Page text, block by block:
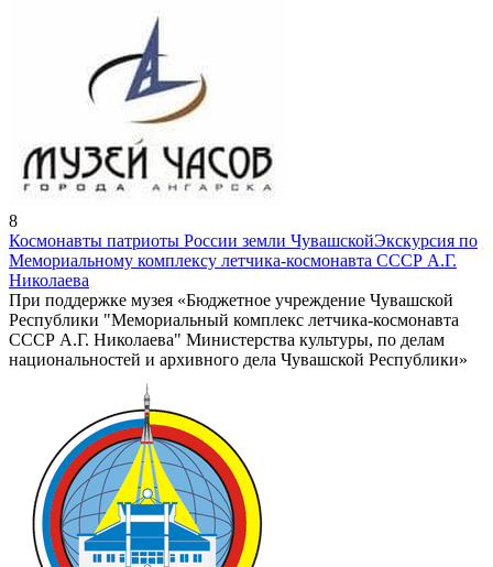
8
Космонавты патриоты России земли ЧувашскойЭкскурсия по
Мемориальному комплексу летчика-космонавта СССР А.Г.
Николаева
При поддержке музея «Бюджетное учреждение Чувашской
Республики "Мемориальный комплекс летчика-космонавта
СССР А.Г. Николаева" Министерства культуры, по делам
национальностей и архивного дела Чувашской Республики»